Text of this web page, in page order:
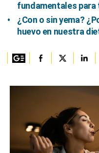
fundamentales para
¿Con o sin yema?
huevo en nuestra